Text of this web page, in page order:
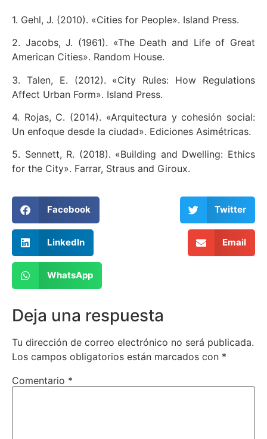
1. Gehl, J. (2010). «Cities for People». Island Press.
2. Jacobs, J. (1961). «The Death and Life of Great
American Cities». Random House.
3. Talen, E. (2012). «City Rules: How Regulations
Affect Urban Form». Island Press.
4. Rojas, C. (2014). «Arquitectura y cohesión social:
Un enfoque desde la ciudad». Ediciones Asimétricas.
5. Sennett, R. (2018). «Building and Dwelling: Ethics
for the City». Farrar, Straus and Giroux.
Facebook Twitter
LinkedIn Email
WhatsApp
Deja una respuesta
Tu dirección de correo electrónico no será publicada.
Los campos obligatorios están marcados con *
Comentario *